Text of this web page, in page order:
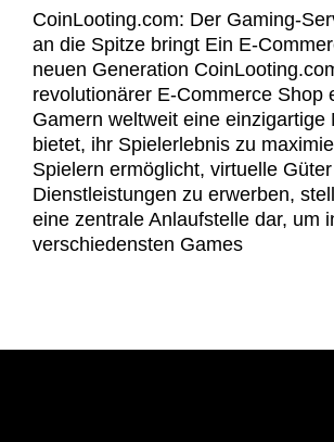
CoinLooting.com: Der Gaming-
an die Spitze bringt Ein E-
neuen Generation
revolutionärer E-Commerce Shop
Gamern weltweit eine einzigartige
bietet, ihr Spielerlebnis zu
Spielern ermöglicht, virtuelle
Dienstleistungen zu erwerben,
eine zentrale Anlaufstelle dar, um
verschiedensten Games